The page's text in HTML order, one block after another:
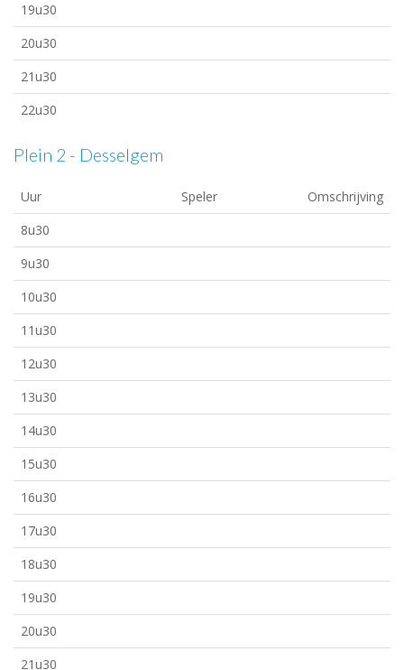
19u30
20u30
21u30
22u30
Plein 2 - Desselgem
Uur Speler
Omschrijving
8u30
9u30
10u30
11u30
12u30
13u30
14u30
15u30
16u30
17u30
18u30
19u30
20u30
21u30